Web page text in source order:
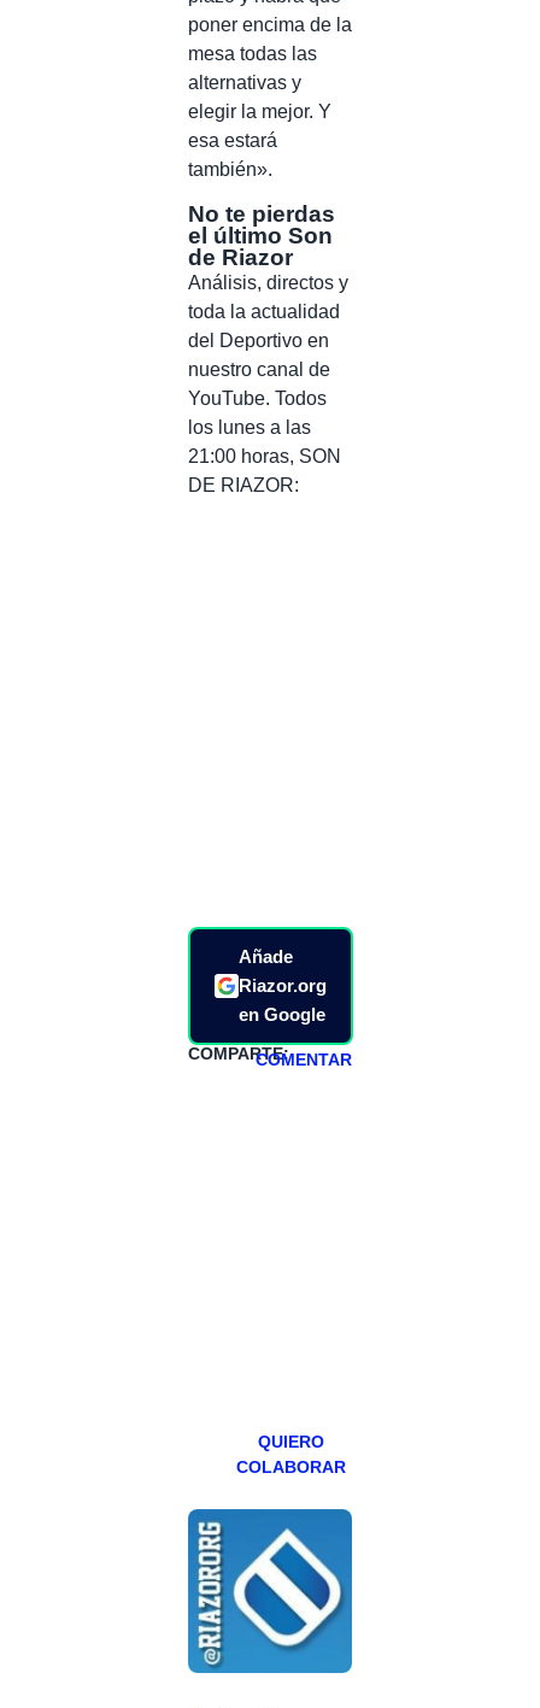
poner encima de la
mesa todas las
alternativas y
elegir la mejor. Y
esa estará
también».
No te pierdas
el último Son
de Riazor
Análisis, directos y
toda la actualidad
del Deportivo en
nuestro canal de
YouTube. Todos
los lunes a las
21:00 horas, SON
DE RIAZOR:
Añade
Riazor.org
en Google
COMPARTE:COMENTAR
QUIERO
COLABORAR